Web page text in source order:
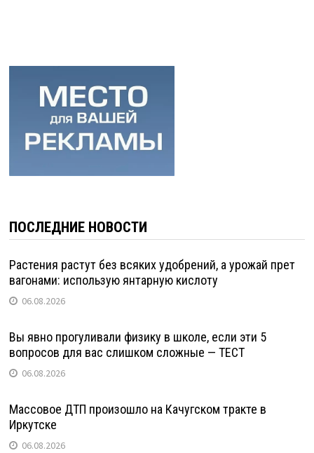
ПОСЛЕДНИЕ НОВОСТИ
Растения растут без всяких удобрений, а урожай прет
вагонами: использую янтарную кислоту
06.08.2026
Вы явно прогуливали физику в школе, если эти 5
вопросов для вас слишком сложные — ТЕСТ
06.08.2026
Массовое ДТП произошло на Качугском тракте в
Иркутске
06.08.2026